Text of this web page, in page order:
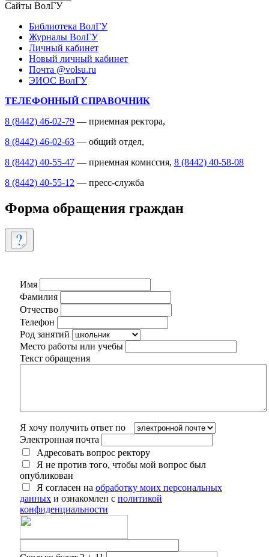
Сайты ВолГУ
Библиотека ВолГУ
Журналы ВолГУ
Личный кабинет
Новый личный кабинет
Почта @volsu.ru
ЭИОС ВолГУ
ТЕЛЕФОННЫЙ СПРАВОЧНИК
8 (8442) 46-02-79 — приемная ректора,
8 (8442) 46-02-63 — общий отдел,
8 (8442) 40-55-47 — приемная комиссия, 8 (8442) 40-58-08
8 (8442) 40-55-12 — пресс-служба
Форма обращения граждан
Имя
Фамилия
Отчество
Телефон
Род занятий
Место работы или учебы
Текст обращения
Я хочу получить ответ по
Электронная почта
Адресовать вопрос ректору
Я не против того, чтобы мой вопрос был
опубликован
Я согласен на обработку моих персональных
данных и ознакомлен с политикой
конфиденциальности